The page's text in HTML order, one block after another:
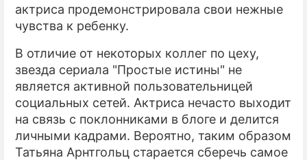
О ПРОЕКТЕ
актриса продемонстрировала свои нежные
чувства к ребенку.
В отличие от некоторых коллег по цеху,
звезда сериала "Простые истины" не
является активной пользовательницей
социальных сетей. Актриса нечасто выходит
на связь с поклонниками в блоге и делится
личными кадрами. Вероятно, таким образом
Татьяна Арнтгольц старается сберечь самое